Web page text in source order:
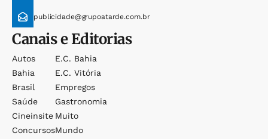
publicidade@grupoatarde.com.br
Canais e Editorias
Autos
Bahia
Brasil
Saúde
Cineinsite
Concursos
E.c. Bahia
E.c. Vitória
Empregos
Gastronomia
Muito
Mundo